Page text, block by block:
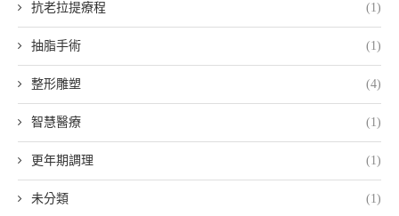
抗老拉提療程 (1)
抽脂手術 (1)
整形雕塑 (4)
智慧醫療 (1)
更年期調理 (1)
未分類 (1)